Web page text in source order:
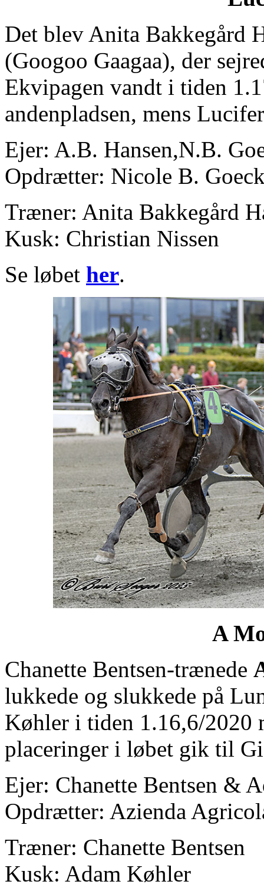
Det blev Anita Bakkegård
(Googoo Gaagaa), der
Ekvipagen vandt i tiden
andenpladsen, mens
Ejer: A.B. Hansen,N.B.
Opdrætter: Nicole B.
Træner: Anita Bakkegård
Kusk: Christian Nissen
Se løbet her.
A
Chanette Bentsen-trænede
lukkede og slukkede på
Køhler i tiden 1.16,6/2020
placeringer i løbet gik til
Ejer: Chanette Bentsen &
Opdrætter: Azienda
Træner: Chanette Bentsen
Kusk: Adam Køhler